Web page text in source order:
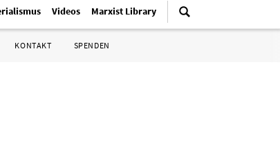
Videos Marxist Library
KONTAKT SPENDEN